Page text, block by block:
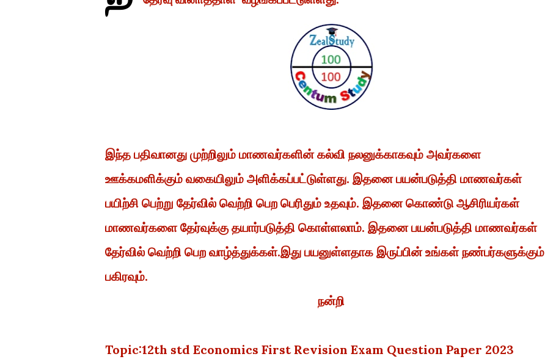
இந்த பதிவானது முற்றிலும் மாணவர்களின் கல்வி நலனுக்காகவும் அவர்களை
ஊக்கமளிக்கும் வகையிலும் அளிக்கப்பட்டுள்ளது. இதனை பயன்படுத்தி மாணவர்கள்
பயிற்சி பெற்று தேர்வில் வெற்றி பெற பெரிதும் உதவும். இதனை கொண்டு ஆசிரியர்கள்
மாணவர்களை தேர்வுக்கு தயார்படுத்தி கொள்ளலாம். இதனை பயன்படுத்தி மாணவர்கள்
தேர்வில் வெற்றி பெற வாழ்த்துக்கள்.இது பயனுள்ளதாக இருப்பின் உங்கள் நண்பர்களுக்கும்
பகிரவும்.
நன்றி
Topic:12th std Economics First Revision Exam Question Paper 2023